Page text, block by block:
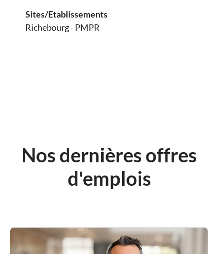
Sites/Etablissements
Richebourg - PMPR
Nos dernières offres
d'emplois